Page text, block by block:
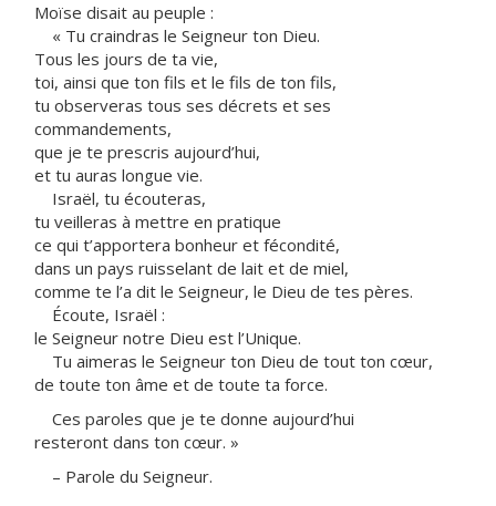
Moïse disait au peuple :
« Tu craindras le Seigneur ton Dieu.
Tous les jours de ta vie,
toi, ainsi que ton fils et le fils de ton fils,
tu observeras tous ses décrets et ses
commandements,
que je te prescris aujourd’hui,
et tu auras longue vie.
Israël, tu écouteras,
tu veilleras à mettre en pratique
ce qui t’apportera bonheur et fécondité,
dans un pays ruisselant de lait et de miel,
comme te l’a dit le Seigneur, le Dieu de tes pères.
Écoute, Israël :
le Seigneur notre Dieu est l’Unique.
Tu aimeras le Seigneur ton Dieu de tout ton cœur,
de toute ton âme et de toute ta force.
Ces paroles que je te donne aujourd’hui
resteront dans ton cœur. »
– Parole du Seigneur.